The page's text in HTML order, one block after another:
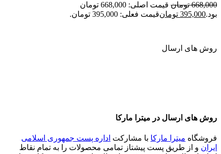
668,000 تومان
قیمت اصلی: 668,000 تومان
بود.395,000 تومانقیمت فعلی: 395,000 تومان.
روش های ارسال
روش های ارسال در میترا مارکا
فروشگاه میترا مارکا با مشارکت اداره پست جمهوری اسلامی
ایران و از طریق پست پیشتاز تمامی محصولات را به تمام نقاط